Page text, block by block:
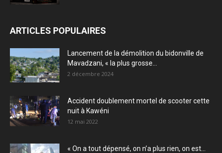
ARTICLES POPULAIRES
Lancement de la démolition du bidonville de
Mavadzani, « la plus grosse...
2 décembre 2024
Accident doublement mortel de scooter cette
nuit à Kawéni
12 mai 2022
« On a tout dépensé, on n’a plus rien, on est...